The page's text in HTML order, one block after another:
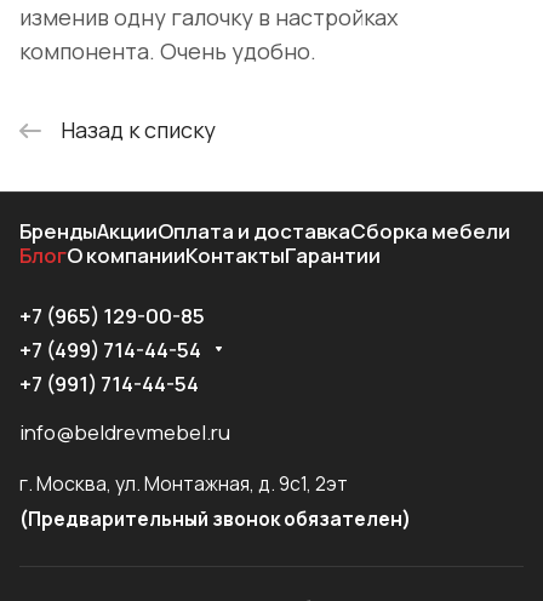
изменив одну галочку в настройках
компонента. Очень удобно.
Назад к списку
БрендыАкцииОплата и доставкаСборка мебели
БлогО компанииКонтактыГарантии
+7 (965) 129-00-85
+7 (499) 714-44-54
+7 (991) 714-44-54
info@beldrevmebel.ru
г. Москва, ул. Монтажная, д. 9с1, 2эт
(Предварительный звонок обязателен)